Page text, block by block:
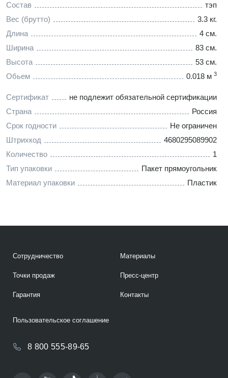
Состав
тэп
Вес (брутто)
3.3 кг.
Длина
4 см.
Ширина
83 см.
Высота
53 см.
Обьем
0.018 м 3
Сертификат
не подлежит обязательной сертификации
Страна
Россия
Срок годности
Не ограничен
Штрихкод
4680295089902
Количество
1
Тип упаковки
Пакет прямоугольник
Материал упаковки
Пластик
Сотрудничество
Точки продаж
Гарантия
Материалы
Пресс-центр
Контакты
8 800 555-89-65
Пользовательское соглашение